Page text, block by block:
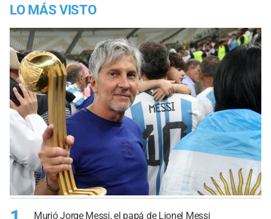
LO MÁS VISTO
Murió Jorge Messi, el papá de Lionel Messi